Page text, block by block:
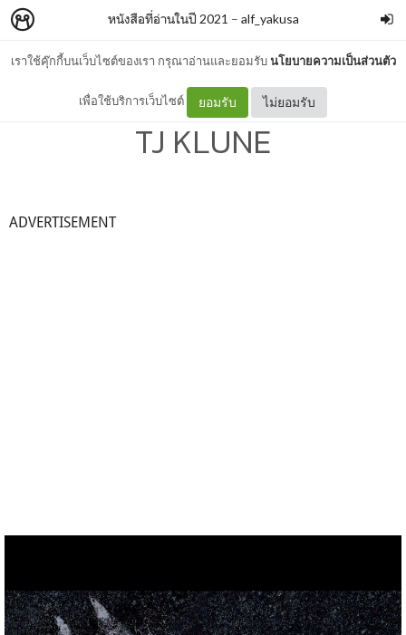
เราใช้คุ๊กกี้บนเว็บไซต์ของเรา กรุณาอ่านและยอมรับนโยบายความเป็นส่วนตัว
เพื่อใช้บริการเว็บไซต์ ยอมรับ ไม่ยอมรับ
หนังสือที่อ่านในปี 2021 – alf_yakusa
[2021 : 34] HEARTSONG -
TJ KLUNE
ADVERTISEMENT